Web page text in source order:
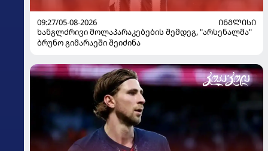
09:27/05-08-2026
ᲘᲜᲒᲚᲘᲡᲘ
ხანგლძრივი მოლაპარაკებების შემდეგ, "არსენალმა"
ბრუნო გიმარაეში შეიძინა